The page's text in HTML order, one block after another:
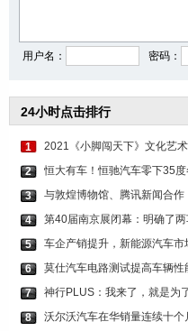
用户名： 密码：
24小时点击排行
1
2021《小脚闯天下》文化艺
2
恒大有车！恒驰汽车零下35
3
与敦煌博物馆、腾讯新闻合
4
第40届南京展闭幕：明确了
5
车企产销提升，新能源汽车市
6
莫仕汽车电路测试提高车辆性
7
神行PLUS：我来了，就是为
8
沃尔沃汽车在华销量连续十个